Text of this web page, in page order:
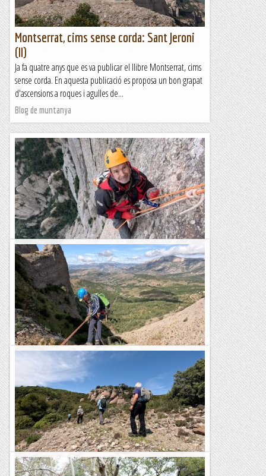
Montserrat, cims sense corda: Sant Jeroni
(II)
Ja fa quatre anys que es va publicar el llibre Montserrat, cims
sense corda. En aquesta publicació es proposa un bon grapat
d'ascensions a roques i agulles de...
Blog de muntanya
Els ràpels de la Paret de l'Aeri
Feia temps que volíem fer aquesta activitat tan singular:
baixar la Paret de l'Aeri, la vertical més gran de Montserrat.
En aquest gran pany de paret, de més de 350...
Blog de muntanya
Barranc de Sant Miquel
Avui hem tornat a visitar la petita comarca de la Terreta,
situada a la vall de la Noguera Ribagorçana, entre la serra de
Sant Gervàs i el Mont-rebei. Aquesta vegada...
Blog de muntanya
Excursió per la Roca Mur de Sant Llorenç